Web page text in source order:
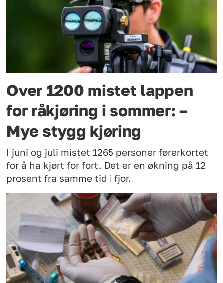
Over 1200 mistet lappen
for råkjøring i sommer: –
Mye stygg kjøring
I juni og juli mistet 1265 personer førerkortet
for å ha kjørt for fort. Det er en økning på 12
prosent fra samme tid i fjor.